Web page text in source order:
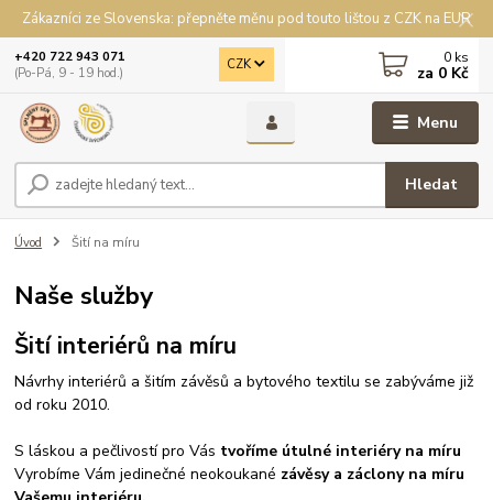
Zákazníci ze Slovenska: přepněte měnu pod touto lištou z CZK na EUR
Menu
CZK
Hledat
+420 722 943 071
(Po-Pá, 9 - 19 hod.)
0 ks
za 0 Kč
Úvod Šití na míru
Naše služby
Šití interiérů na míru
Návrhy interiérů a šitím závěsů a bytového textilu se zabýváme již
od roku 2010.
S láskou a pečlivostí pro Vás tvoříme útulné interiéry na míru
Vyrobíme Vám jedinečné neokoukané závěsy a záclony na míru